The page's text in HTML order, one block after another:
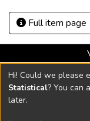
Full item page
Universidad con
Hi! Could we please
Statistical? You can
later.